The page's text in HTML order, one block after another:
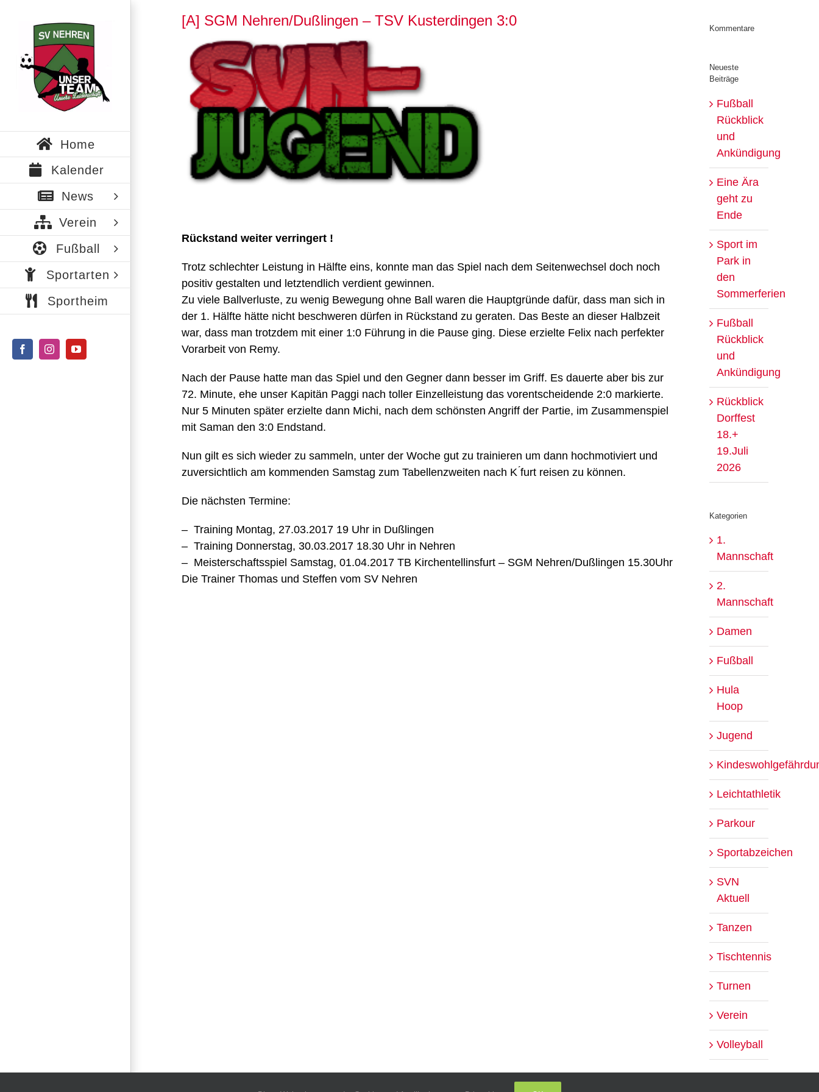
springen
Home
Kalender
News
Verein
Fußball
Sportarten
Sportheim
FacebookInstagramYouTube
[A] SGM Nehren/Dußlingen – TSV Kusterdingen 3:0
Zeige
grösseres
Bild
Rückstand weiter verringert !
Trotz schlechter Leistung in Hälfte eins, konnte man das Spiel nach dem Seitenwechsel doch noch
positiv gestalten und letztendlich verdient gewinnen.
Zu viele Ballverluste, zu wenig Bewegung ohne Ball waren die Hauptgründe dafür, dass man sich in
der 1. Hälfte hätte nicht beschweren dürfen in Rückstand zu geraten. Das Beste an dieser Halbzeit
war, dass man trotzdem mit einer 1:0 Führung in die Pause ging. Diese erzielte Felix nach perfekter
Vorarbeit von Remy.
Nach der Pause hatte man das Spiel und den Gegner dann besser im Griff. Es dauerte aber bis zur
72. Minute, ehe unser Kapitän Paggi nach toller Einzelleistung das vorentscheidende 2:0 markierte.
Nur 5 Minuten später erzielte dann Michi, nach dem schönsten Angriff der Partie, im Zusammenspiel
mit Saman den 3:0 Endstand.
Nun gilt es sich wieder zu sammeln, unter der Woche gut zu trainieren um dann hochmotiviert und
zuversichtlich am kommenden Samstag zum Tabellenzweiten nach K ́furt reisen zu können.
Die nächsten Termine:
– Training Montag, 27.03.2017 19 Uhr in Dußlingen
– Training Donnerstag, 30.03.2017 18.30 Uhr in Nehren
– Meisterschaftsspiel Samstag, 01.04.2017 TB Kirchentellinsfurt – SGM Nehren/Dußlingen 15.30Uhr
Die Trainer Thomas und Steffen vom SV Nehren
Kommentare
Neueste
Beiträge
Fußball
Rückblick
und
Ankündigung
Eine Ära
geht zu
Ende
Sport im
Park in
den
Sommerferien
Fußball
Rückblick
und
Ankündigung
Rückblick
Dorffest
18.+
19.Juli
2026
Kategorien
1.
Mannschaft
2.
Mannschaft
Damen
Fußball
Hula
Hoop
Jugend
Leichtathletik
Parkour
Sportabzeichen
SVN
Aktuell
Tanzen
Tischtennis
Turnen
Verein
Volleyball